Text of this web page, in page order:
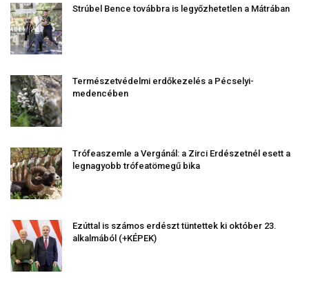
Strúbel Bence továbbra is legyőzhetetlen a Mátrában
Természetvédelmi erdőkezelés a Pécselyi-
medencében
Trófeaszemle a Vergánál: a Zirci Erdészetnél esett a
legnagyobb trófeatömegű bika
Ezúttal is számos erdészt tüntettek ki október 23.
alkalmából (+KÉPEK)